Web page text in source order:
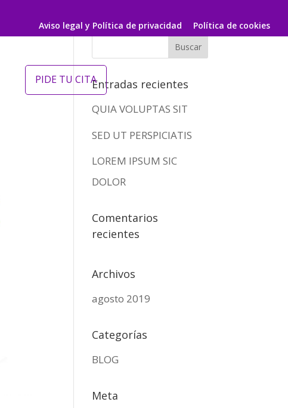
Aviso legal y Política de privacidad
Política de cookies
PIDE TU CITAEntradas recientes
QUIA VOLUPTAS SIT
SED UT PERSPICIATIS
LOREM IPSUM SIC
DOLOR
Comentarios
recientes
Archivos
agosto 2019
Categorías
BLOG
Meta